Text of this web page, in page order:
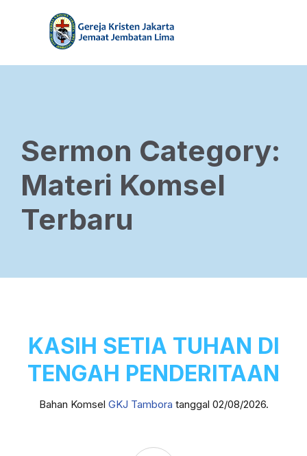
Sermon Category:
Materi Komsel
Terbaru
KASIH SETIA TUHAN DI
TENGAH PENDERITAAN
Bahan Komsel GKJ Tambora tanggal 02/08/2026.